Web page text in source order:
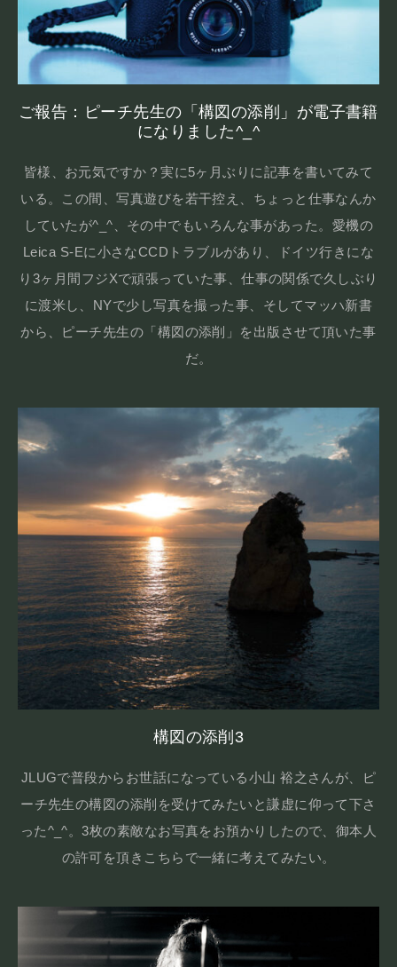
ご報告：ピーチ先生の「構図の添削」が電子書籍
になりました^_^
皆様、お元気ですか？実に5ヶ月ぶりに記事を書いてみて
いる。この間、写真遊びを若干控え、ちょっと仕事なんか
していたが^_^、その中でもいろんな事があった。愛機の
Leica S-Eに小さなCCDトラブルがあり、ドイツ行きにな
り3ヶ月間フジXで頑張っていた事、仕事の関係で久しぶり
に渡米し、NYで少し写真を撮った事、そしてマッハ新書
から、ピーチ先生の「構図の添削」を出版させて頂いた事
だ。
構図の添削3
JLUGで普段からお世話になっている小山 裕之さんが、ピ
ーチ先生の構図の添削を受けてみたいと謙虚に仰って下さ
った^_^。3枚の素敵なお写真をお預かりしたので、御本人
の許可を頂きこちらで一緒に考えてみたい。